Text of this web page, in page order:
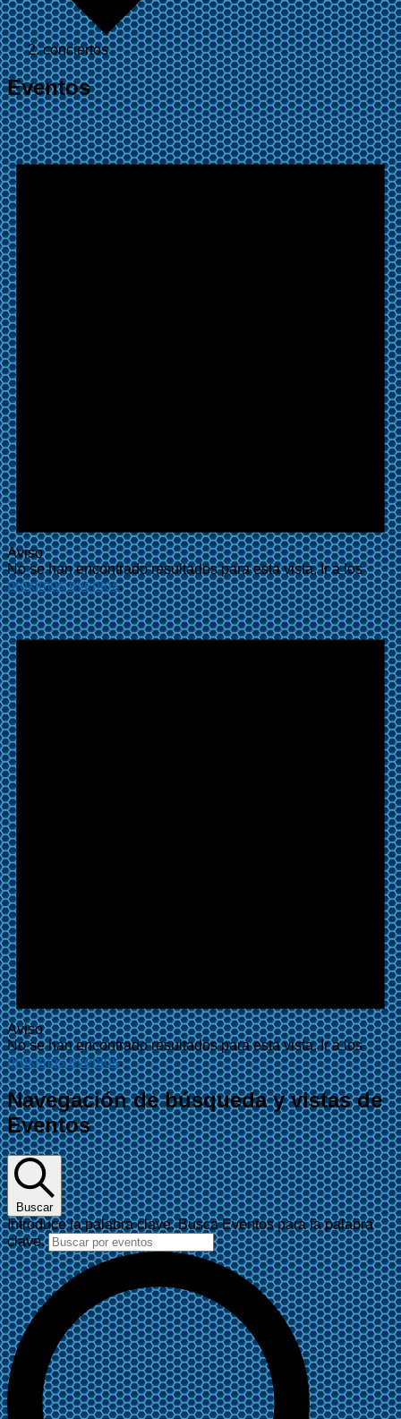
conciertos
Eventos
Aviso
No se han encontrado resultados para esta vista. Ir a los
próximos eventos.
Aviso
No se han encontrado resultados para esta vista. Ir a los
próximos eventos.
Navegación de búsqueda y vistas de
Eventos
Buscar
Introduce la palabra clave. Busca Eventos para la palabra
clave.